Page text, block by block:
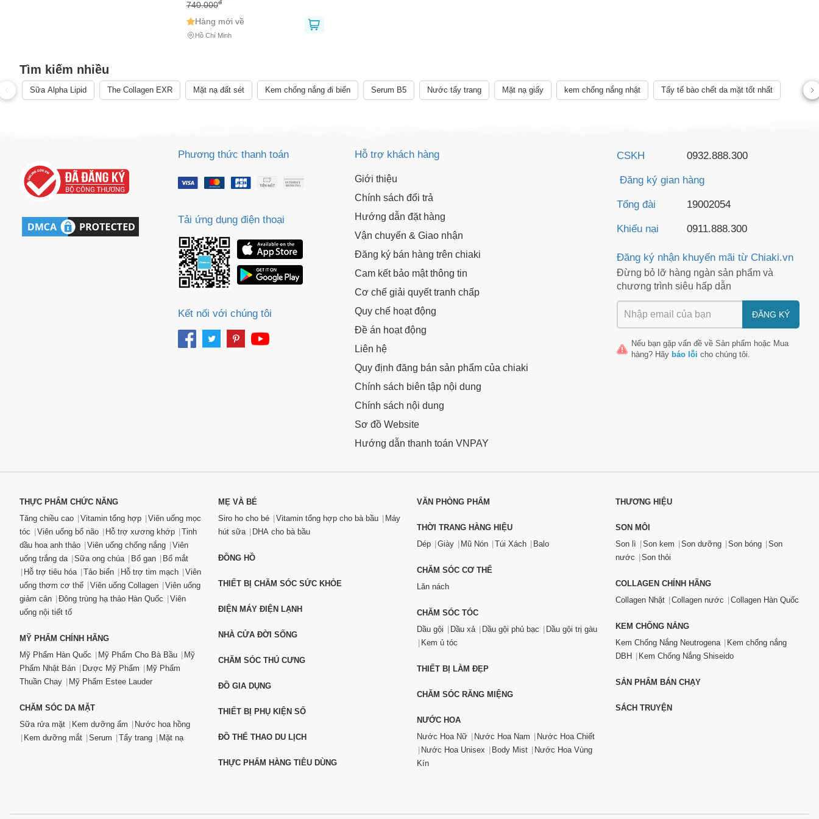
740.000đ
Hàng mới về
Hồ Chí Minh
Tìm kiếm nhiều
Sữa Alpha Lipid The Collagen EXR Mặt nạ đất sét Kem chống nắng đi biển Serum B5 Nước tẩy trang Mặt nạ giấy kem chống nắng nhật Tẩy tế bào chết da mặt tốt nhất
Phương thức thanh toán
Tải ứng dụng điện thoại
Kết nối với chúng tôi
Hỗ trợ khách hàng
Giới thiệu
Chính sách đổi trả
Hướng dẫn đặt hàng
Vận chuyển & Giao nhận
Đăng ký bán hàng trên chiaki
Cam kết bảo mật thông tin
Cơ chế giải quyết tranh chấp
Quy chế hoạt động
Đề án hoạt động
Liên hệ
Quy định đăng bán sản phẩm của chiaki
Chính sách biên tập nội dung
Chính sách nội dung
Sơ đồ Website
Hướng dẫn thanh toán VNPAY
CSKH 0932.888.300
Đăng ký gian hàng
Tổng đài 19002054
Khiếu nại 0911.888.300
Đăng ký nhận khuyến mãi từ Chiaki.vn
Đừng bỏ lỡ hàng ngàn sản phẩm và
chương trình siêu hấp dẫn
ĐĂNG KÝ
Nếu bạn gặp vấn đề về Sản phẩm hoặc Mua
hàng? Hãy báo lỗi cho chúng tôi.
THỰC PHẨM CHỨC NĂNG
Tăng chiều cao
Vitamin tổng hợp
Viên uống mọc
tóc
Viên uống bổ não Hỗ trợ xương khớp
Tinh
dầu hoa anh thảo
Viên uống chống nắng
Viên
uống trắng da
Sữa ong chúa Bổ gan
Bổ mắt
Hỗ trợ tiêu hóa
Tảo biển Hỗ trợ tim mạch
Viên
uống thơm cơ thể
Viên uống Collagen
Viên uống
giảm cân
Đông trùng hạ thảo Hàn Quốc
Viên
uống nội tiết tố
MỸ PHẨM CHÍNH HÃNG
Mỹ Phẩm Hàn Quốc
Mỹ Phẩm Cho Bà Bầu
Mỹ
Phẩm Nhật Bản
Dược Mỹ Phẩm
Mỹ Phẩm
Thuần Chay
Mỹ Phẩm Estee Lauder
CHĂM SÓC DA MẶT
Sữa rửa mặt
Kem dưỡng ẩm
Nước hoa hồng
Kem dưỡng mắt
Serum Tẩy trang Mặt nạ
MẸ VÀ BÉ
Siro ho cho bé
Vitamin tổng hợp cho bà bầu
Máy
hút sữa
DHA cho bà bầu
ĐỒNG HỒ
THIẾT BỊ CHĂM SÓC SỨC KHỎE
ĐIỆN MÁY ĐIỆN LẠNH
NHÀ CỬA ĐỜI SỐNG
CHĂM SÓC THÚ CƯNG
ĐỒ GIA DỤNG
THIẾT BỊ PHỤ KIỆN SỐ
ĐỒ THỂ THAO DU LỊCH
THỰC PHẨM HÀNG TIÊU DÙNG
VĂN PHÒNG PHẨM
THỜI TRANG HÀNG HIỆU
Dép
Giày Mũ Nón Túi Xách Balo
CHĂM SÓC CƠ THỂ
Lăn nách
CHĂM SÓC TÓC
Dầu gội
Dầu xả Dầu gội phủ bạc
Dầu gội trị gàu
Kem ủ tóc
THIẾT BỊ LÀM ĐẸP
CHĂM SÓC RĂNG MIỆNG
NƯỚC HOA
Nước Hoa Nữ
Nước Hoa Nam
Nước Hoa Chiết
Nước Hoa Unisex
Body Mist
Nước Hoa Vùng
Kín
THƯƠNG HIỆU
SON MÔI
Son lì
Son kem Son dưỡng Son bóng
Son
nước
Son thỏi
COLLAGEN CHÍNH HÃNG
Collagen Nhật
Collagen nước Collagen Hàn Quốc
KEM CHỐNG NẮNG
Kem Chống Nắng Neutrogena
Kem chống nắng
DBH
Kem Chống Nắng Shiseido
SẢN PHẨM BÁN CHẠY
SÁCH TRUYỆN
Truy cập trang thanh toán và sử dụng
mã.
LẤY MÃ NGAY